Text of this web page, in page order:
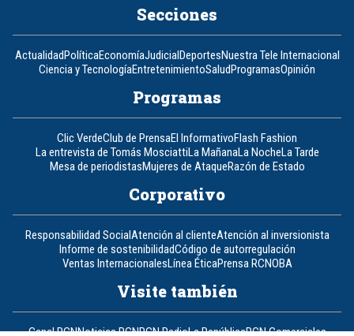
Secciones
ActualidadPolíticaEconomíaJudicialDeportesNuestra Tele Internacional
Ciencia y TecnologíaEntretenimientoSaludProgramasOpinión
Programas
Clic VerdeClub de PrensaEl InformativoFlash Fashion
La entrevista de Tomás MosciattiLa MañanaLa NocheLa Tarde
Mesa de periodistasMujeres de AtaqueRazón de Estado
Corporativo
Responsabilidad SocialAtención al clienteAtención al inversionista
Informe de sostenibilidadCódigo de autorregulación
Ventas InternacionalesLínea ÉticaPrensa RCNOBA
Visite también
Canal RCNNoticias RCNRCN RadioLa RepúblicaRCN Comerciales